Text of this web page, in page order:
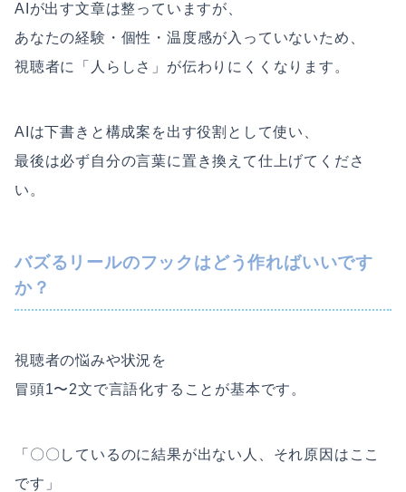
AIが出す文章は整っていますが、
あなたの経験・個性・温度感が入っていないため、
視聴者に「人らしさ」が伝わりにくくなります。
AIは下書きと構成案を出す役割として使い、
最後は必ず自分の言葉に置き換えて仕上げてくださ
い。
バズるリールのフックはどう作ればいいです
か？
視聴者の悩みや状況を
冒頭1〜2文で言語化することが基本です。
「〇〇しているのに結果が出ない人、それ原因はここ
です」